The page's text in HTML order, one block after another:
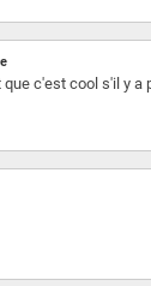
que c'est cool s'il y